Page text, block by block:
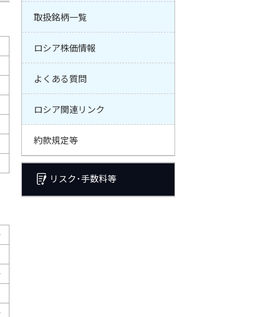
取扱銘柄一覧
ロシア株価情報
よくある質問
ロシア関連リンク
約款規定等
リスク･手数料等